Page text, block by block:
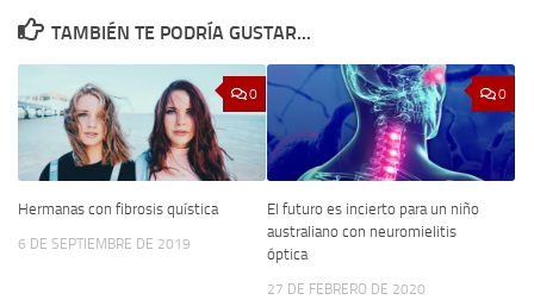
TAMBIÉN TE PODRÍA GUSTAR...
0
Hermanas con fibrosis quística
6 DE SEPTIEMBRE DE 2019
0
El futuro es incierto para un niño
australiano con neuromielitis
óptica
27 DE FEBRERO DE 2020